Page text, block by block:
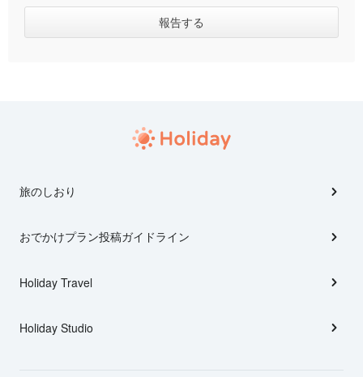
旅のしおり
おでかけプラン投稿ガイドライン
Holiday Travel
Holiday Studio